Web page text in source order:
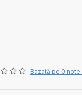
Bazată pe 0 note.